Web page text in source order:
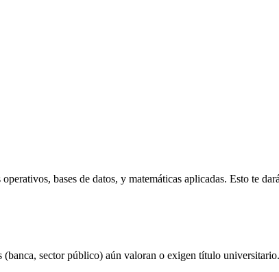
bases de datos, y matemáticas aplicadas. Esto te
sector público) aún valoran o exigen título universitario.